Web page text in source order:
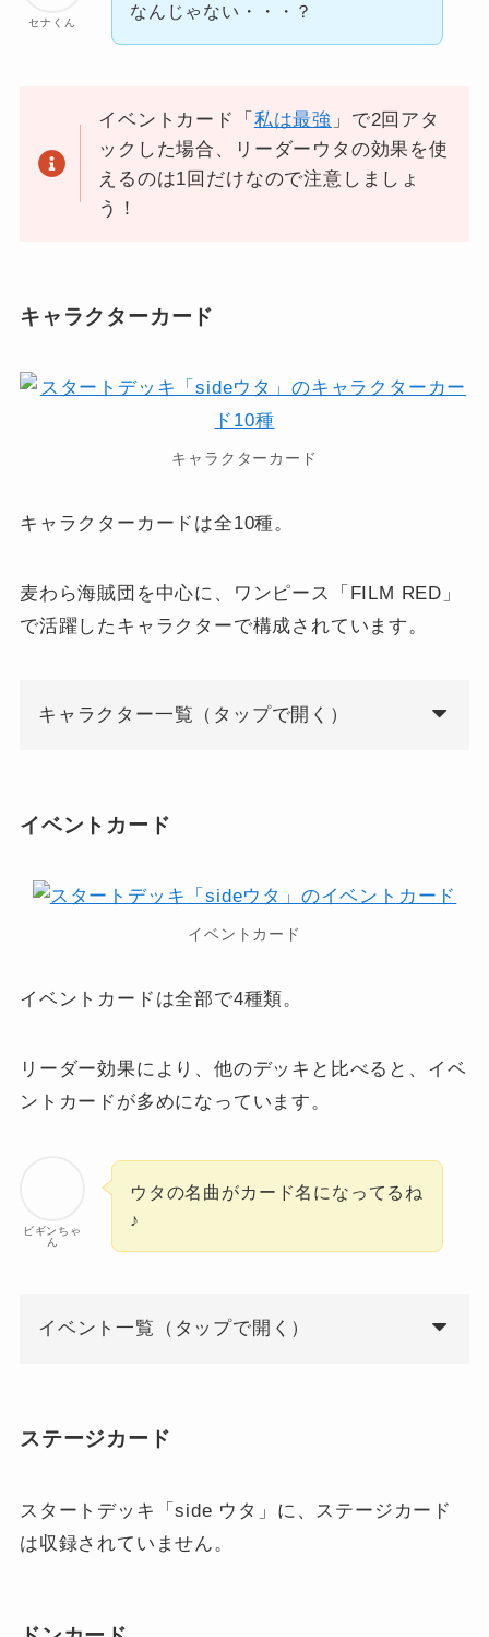
セナくん
なんじゃない・・・？
イベントカード「 私は最強 」で2回アタ
ックした場合、リーダーウタの効果を使
えるのは1回だけなので注意しましょ
う！
キャラクターカード
キャラクターカード
キャラクターカードは全10種。
麦わら海賊団を中心に、ワンピース「FILM RED」
で活躍したキャラクターで構成されています。
キャラクター一覧（タップで開く）
イベントカード
イベントカード
イベントカードは全部で4種類。
リーダー効果により、他のデッキと比べると、イベ
ントカードが多めになっています。
ビギンちゃ
ん
ウタの名曲がカード名になってるね
♪
イベント一覧（タップで開く）
ステージカード
スタートデッキ「side ウタ」に、ステージカード
は収録されていません。